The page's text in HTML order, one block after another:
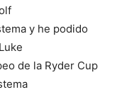
y he podido
de la Ryder Cup